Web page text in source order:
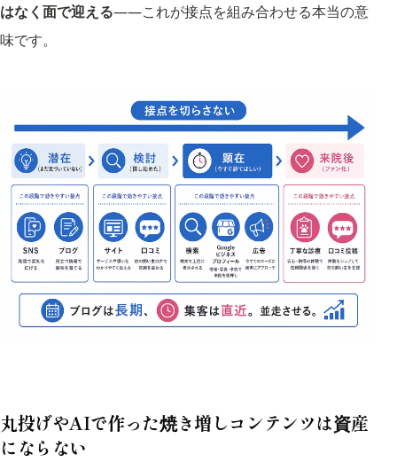
はなく面で迎える——これが接点を組み合わせる本当の意
味です。
丸投げやAIで作った焼き増しコンテンツは資産
にならない